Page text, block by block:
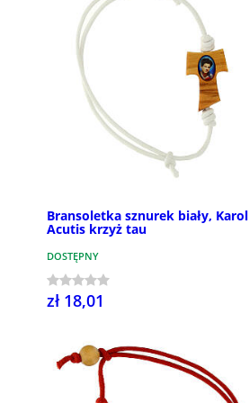
Bransoletka sznurek biały, Karol
Acutis krzyż tau
DOSTĘPNY
zł 18,01